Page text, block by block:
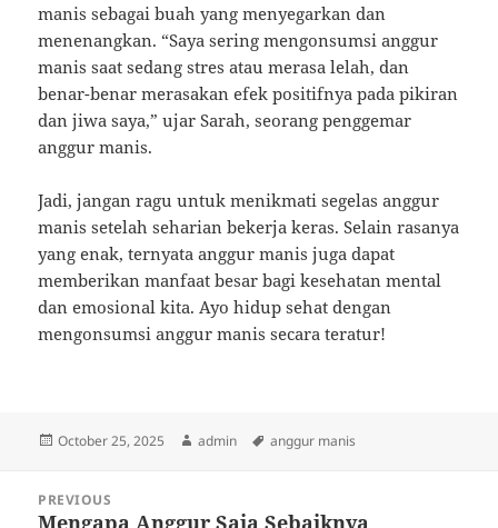
manis sebagai buah yang menyegarkan dan
menenangkan. “Saya sering mengonsumsi anggur
manis saat sedang stres atau merasa lelah, dan
benar-benar merasakan efek positifnya pada pikiran
dan jiwa saya,” ujar Sarah, seorang penggemar
anggur manis.
Jadi, jangan ragu untuk menikmati segelas anggur
manis setelah seharian bekerja keras. Selain rasanya
yang enak, ternyata anggur manis juga dapat
memberikan manfaat besar bagi kesehatan mental
dan emosional kita. Ayo hidup sehat dengan
mengonsumsi anggur manis secara teratur!
Posted
October 25, 2025 Author
admin Tags
anggur manis
navigation
PREVIOUS
Previous